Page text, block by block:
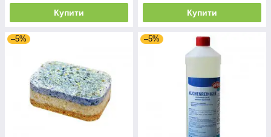
Купити Купити
–5% –5%